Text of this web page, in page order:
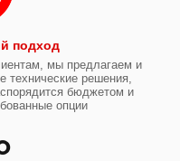
подход
мы предлагаем и
технические решения,
бюджетом и
опции